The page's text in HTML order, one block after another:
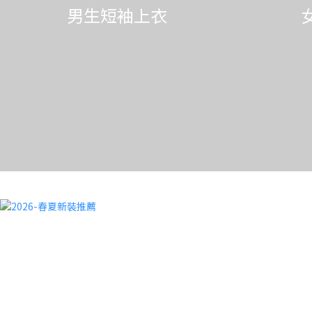
男生短袖上衣